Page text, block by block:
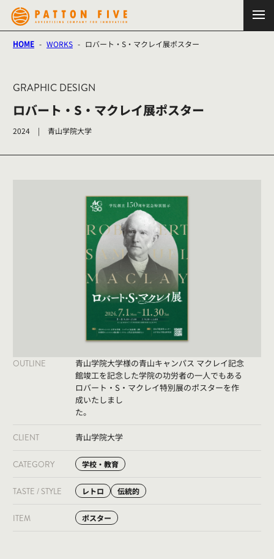
HOME - WORKS - ロバート・S・マクレイ展ポスター
GRAPHIC DESIGN
ロバート・S・マクレイ展ポスター
2024 | 青山学院大学
OUTLINE
青山学院大学様の青山キャンパス マクレイ記念
館竣工を記念した学院の功労者の一人でもある
ロバート・S・マクレイ特別展のポスターを作
成いたしまし
た。
CLIENT 青山学院大学
CATEGORY 学校・教育
TASTE / STYLE レトロ 伝統的
ITEM ポスター